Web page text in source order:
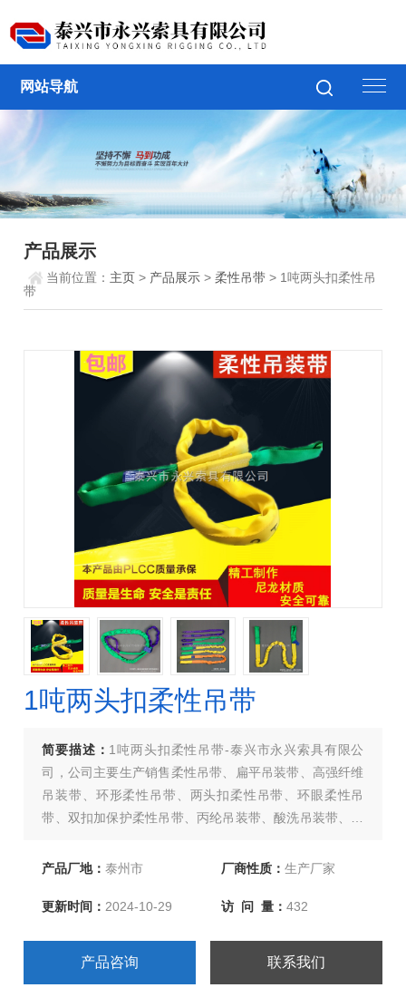
网站导航
产品展示
当前位置： 主页 > 产品展示 >柔性吊带 > 1吨两头扣柔性吊
带
1吨两头扣柔性吊带
简要描述： 1吨两头扣柔性吊带-泰兴市永兴索具有限公
司，公司主要生产销售柔性吊带、扁平吊装带、高强纤维
吊装带、环形柔性吊带、两头扣柔性吊带、环眼柔性吊
带、双扣加保护柔性吊带、丙纶吊装带、酸洗吊装带、货
带，欢迎新老客户、来函洽谈订购！
产品厂地：泰州市 厂商性质： 生产厂家
更新时间：2024-10-29 访 问 量： 432
产品咨询 联系我们